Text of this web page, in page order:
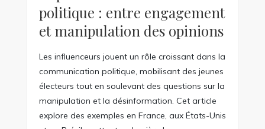
politique : entre engagement
et manipulation des opinions
Les influenceurs jouent un rôle croissant dans la
communication politique, mobilisant des jeunes
électeurs tout en soulevant des questions sur la
manipulation et la désinformation. Cet article
explore des exemples en France, aux États-Unis